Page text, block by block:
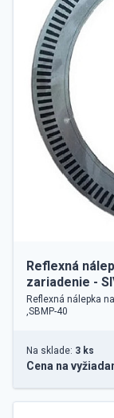
Reflexná
zariadenie -
Reflexná nálepka
,SBMP-40
Na sklade: 3 ks
Cena na